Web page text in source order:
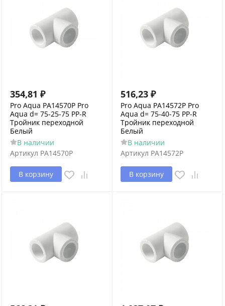
354,81 ₽
Pro Aqua PA14570P Pro
Aqua d= 75-25-75 PP-R
Тройник переходной
Белый
В наличии
Артикул PA14570P
В корзину
516,23 ₽
Pro Aqua PA14572P Pro
Aqua d= 75-40-75 PP-R
Тройник переходной
Белый
В наличии
Артикул PA14572P
В корзину